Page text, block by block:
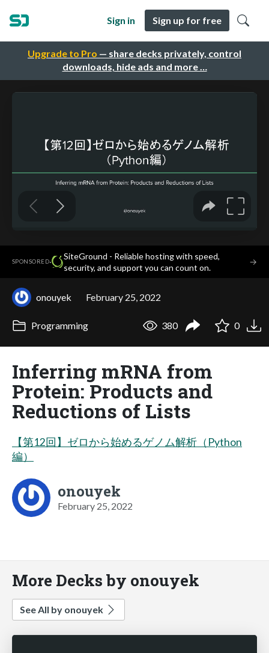
Upgrade to Pro — share decks privately, control
downloads, hide ads and more …
Sign in Sign up for free
SPONSORED·
SiteGround - Reliable hosting with speed,
security, and support you can count on.
→
onouyek February 25, 2022
Programming 380 0
Inferring mRNA from
Protein: Products and
Reductions of Lists
【第12回】ゼロから始めるゲノム解析 （Python
編）
onouyek
February 25, 2022
More Decks by onouyek
See All by onouyek